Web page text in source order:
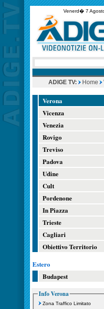
Venerd� 7
ADIGE TV: Home
Verona
Vicenza
Venezia
Rovigo
Treviso
Padova
Udine
Cult
Pordenone
In Piazza
Trieste
Cagliari
Obiettivo Territorio
Estero
Budapest
Info Verona
Zona Traffico Limitato